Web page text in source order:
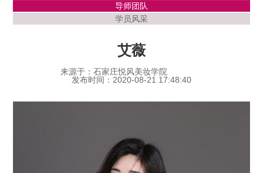
导师团队
学员风采
艾薇
来源于：石家庄悦风美妆学院
发布时间：2020-08-21 17:48:40